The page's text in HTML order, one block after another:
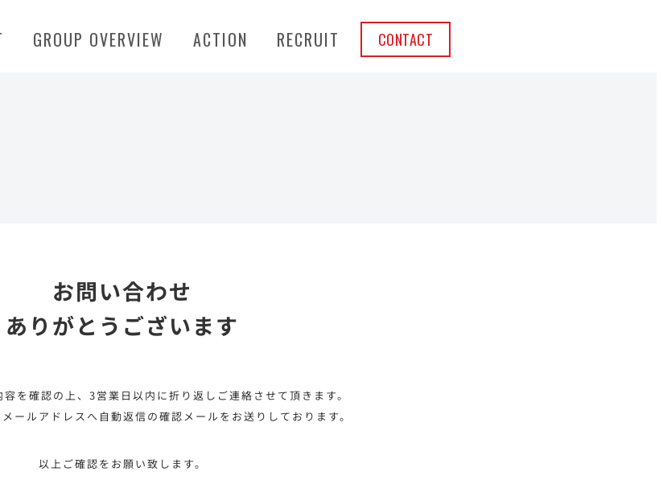
GROUP OVERVIEW ACTION RECRUIT CONTACT
お問い合わせ
ありがとうございます
を確認の上、3営業日以内に折り返しご連絡させて頂きます。
ールアドレスへ自動返信の確認メールをお送りしております。
以上ご確認をお願い致します。